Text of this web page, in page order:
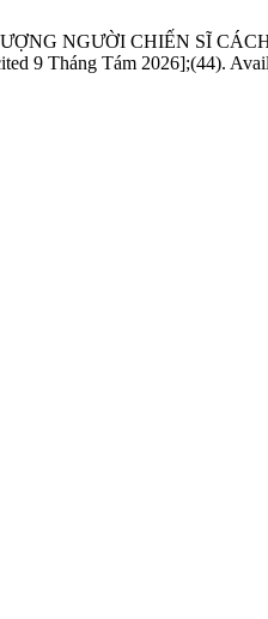
NGƯỜI CHIẾN SĨ
9 Tháng Tám 2026];(44).